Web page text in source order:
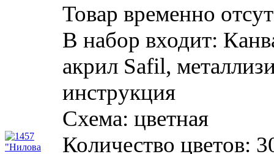
Товар временно
В набор входит:
акрил Safil,
инструкция
Схема: цветная
Количество цветов: